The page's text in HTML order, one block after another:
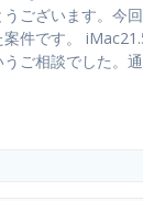
ございます。今
件です。
ご相談でした。